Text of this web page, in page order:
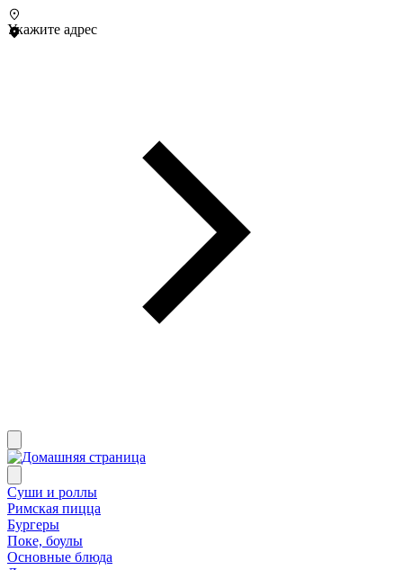
Укажите адрес
Суши и роллы
Римская пицца
Бургеры
Поке, боулы
Основные блюда